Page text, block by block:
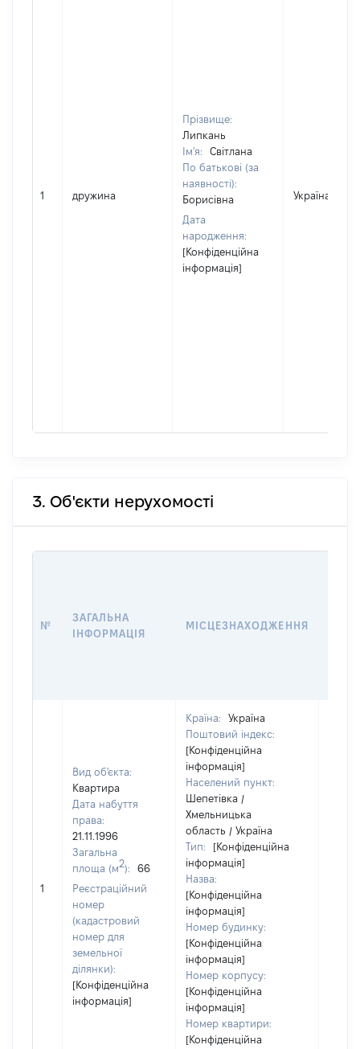
1 дружина
Прізвище:
Липкань
Ім'я:
Світлана
По батькові (за
наявності):
Борисівна
Дата
народження:
[Конфіденційна
інформація]
Україна
3. Об'єкти нерухомості
№
ЗАГАЛЬНА
ІНФОРМАЦІЯ
МІСЦЕЗНАХОДЖЕННЯ
1
Вид об'єкта:
Квартира
Дата набуття
права:
21.11.1996
Загальна
площа (м2):
66
Реєстраційний
номер
(кадастровий
номер для
земельної
ділянки):
[Конфіденційна
інформація]
Країна:
Україна
Поштовий індекс:
[Конфіденційна
інформація]
Населений пункт:
Шепетівка /
Хмельницька
область / Україна
Тип:
[Конфіденційна
інформація]
Назва:
[Конфіденційна
інформація]
Номер будинку:
[Конфіденційна
інформація]
Номер корпусу:
[Конфіденційна
інформація]
Номер квартири:
[Конфіденційна